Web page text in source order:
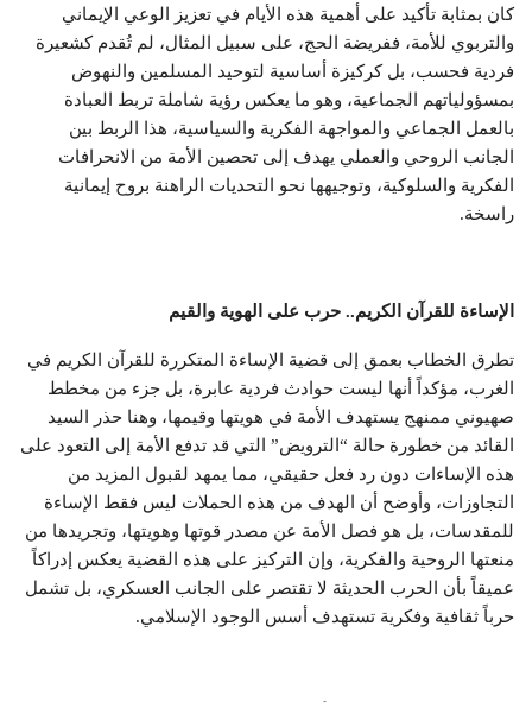
كان بمثابة تأكيد على أهمية هذه الأيام في تعزيز الوعي الإيماني
والتربوي للأمة، ففريضة الحج، على سبيل المثال، لم تُقدم كشعيرة
فردية فحسب، بل كركيزة أساسية لتوحيد المسلمين والنهوض
بمسؤولياتهم الجماعية، وهو ما يعكس رؤية شاملة تربط العبادة
بالعمل الجماعي والمواجهة الفكرية والسياسية، هذا الربط بين
الجانب الروحي والعملي يهدف إلى تحصين الأمة من الانحرافات
الفكرية والسلوكية، وتوجيهها نحو التحديات الراهنة بروح إيمانية
راسخة.
الإساءة للقرآن الكريم.. حرب على الهوية والقيم
تطرق الخطاب بعمق إلى قضية الإساءة المتكررة للقرآن الكريم في
الغرب، مؤكداً أنها ليست حوادث فردية عابرة، بل جزء من مخطط
صهيوني ممنهج يستهدف الأمة في هويتها وقيمها، وهنا حذر السيد
القائد من خطورة حالة “الترويض” التي قد تدفع الأمة إلى التعود على
هذه الإساءات دون رد فعل حقيقي، مما يمهد لقبول المزيد من
التجاوزات، وأوضح أن الهدف من هذه الحملات ليس فقط الإساءة
للمقدسات، بل هو فصل الأمة عن مصدر قوتها وهويتها، وتجريدها من
منعتها الروحية والفكرية، وإن التركيز على هذه القضية يعكس إدراكاً
عميقاً بأن الحرب الحديثة لا تقتصر على الجانب العسكري، بل تشمل
حرباً ثقافية وفكرية تستهدف أسس الوجود الإسلامي.